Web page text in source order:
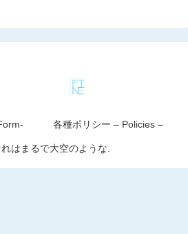
各種ポリシー – Policies –
はまるで大空のような.